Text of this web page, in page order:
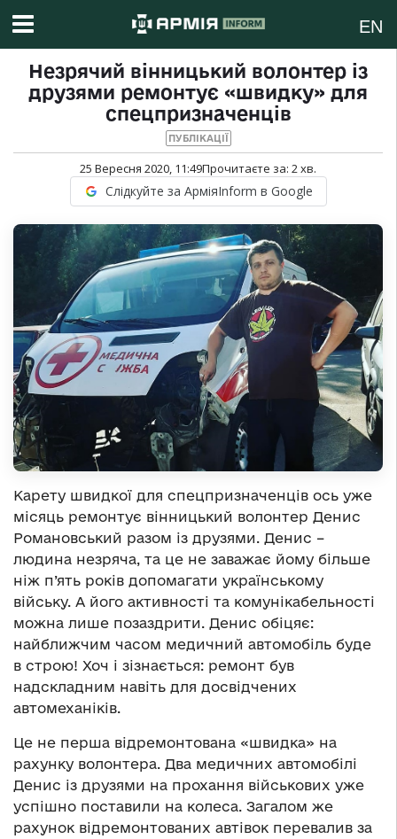
EN
Незрячий вінницький волонтер із
друзями ремонтує «швидку» для
спецпризначенців
ПУБЛІКАЦІЇ
25 Вересня 2020, 11:49Прочитаєте за: 2хв.
Слідкуйте за АрміяInform в Google
Карету швидкої для спецпризначенців ось уже
місяць ремонтує вінницький волонтер Денис
Романовський разом із друзями. Денис –
людина незряча, та це не заважає йому більше
ніж п’ять років допомагати українському
війську. А його активності та комунікабельності
можна лише позаздрити. Денис обіцяє:
найближчим часом медичний автомобіль буде
в строю! Хоч і зізнається: ремонт був
надскладним навіть для досвідчених
автомеханіків.
Це не перша відремонтована «швидка» на
рахунку волонтера. Два медичних автомобілі
Денис із друзями на прохання військових уже
успішно поставили на колеса. Загалом же
рахунок відремонтованих автівок перевалив за